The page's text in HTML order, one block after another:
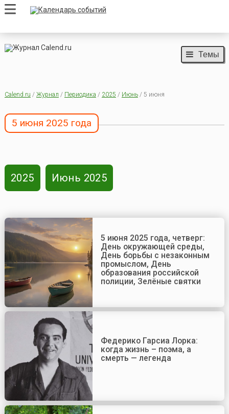
Темы
Calend.ru / Журнал / Периодика / 2025 / Июнь/ 5 июня
5 июня 2025 года
2025 Июнь 2025
5 июня 2025 года, четверг:
День окружающей среды,
День борьбы с незаконным
промыслом, День
образования российской
полиции, Зелёные святки
Федерико Гарсиа Лорка:
когда жизнь – поэма, а
смерть — легенда